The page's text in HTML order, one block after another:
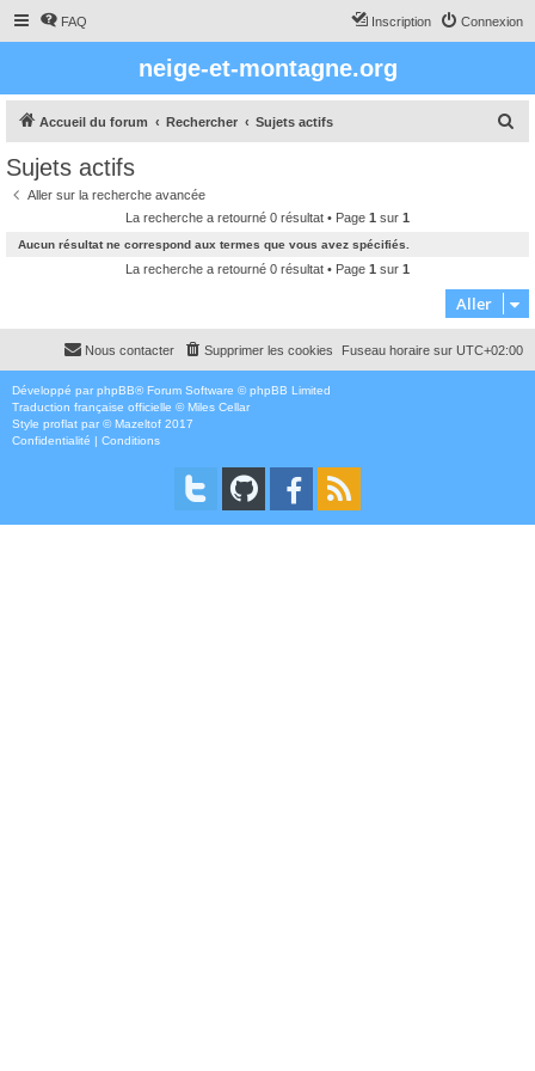
FAQ Connexion
Inscription
neige-et-montagne.org
Accueil du forum Rechercher Sujets actifs
c
h
e
Sujets actifs
Aller sur la recherche avancée
La recherche a retourné 0 résultat • Page 1 sur 1
Aucun résultat ne correspond aux termes que vous avez spécifiés.
La recherche a retourné 0 résultat • Page 1 sur 1
Aller
Fuseau horaire sur UTC+02:00
Supprimer les cookies
Nous contacter
Développé par phpBB® Forum Software © phpBB Limited
Traduction française officielle ©Miles Cellar
Style proflat par ©Mazeltof 2017
Confidentialité | Conditions